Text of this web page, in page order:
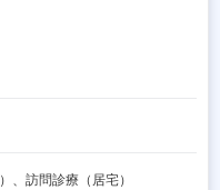
、訪問診療（居宅）